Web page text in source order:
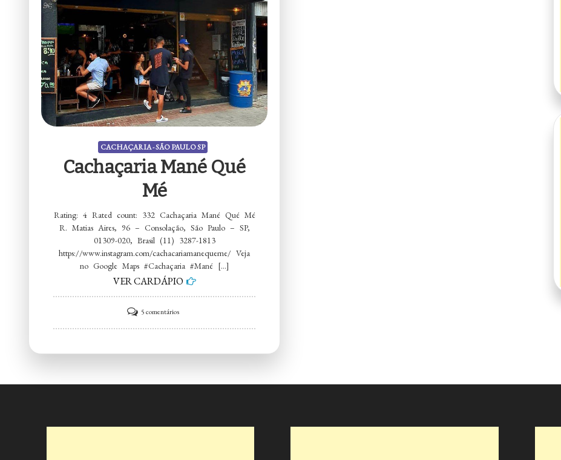
CACHAÇARIA - SÃO PAULO SP
Cachaçaria Mané Qué
Mé
Rating: 4 Rated count: 332 Cachaçaria Mané Qué Mé
R. Matias Aires, 96 – Consolação, São Paulo – SP,
01309-020, Brasil (11) 3287-1813
https://www.instagram.com/cachacariamanequeme/ Veja
no Google Maps #Cachaçaria #Mané […]
VER CARDÁPIO
5 comentáriosem
Cachaçaria